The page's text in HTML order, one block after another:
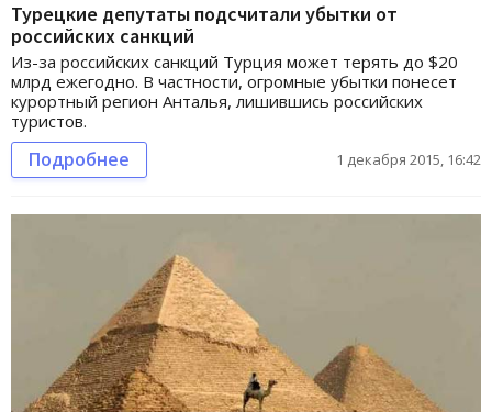
Турецкие депутаты подсчитали убытки от
российских санкций
Из-за российских санкций Турция может терять до $20
млрд ежегодно. В частности, огромные убытки понесет
курортный регион Анталья, лишившись российских
туристов.
Подробнее 1 декабря 2015, 16:42